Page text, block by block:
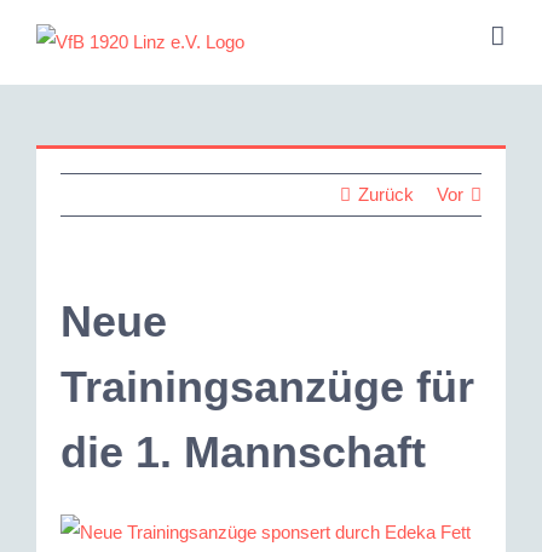
springen
Zurück Vor
Neue
Trainingsanzüge für
die 1. Mannschaft
Zeige